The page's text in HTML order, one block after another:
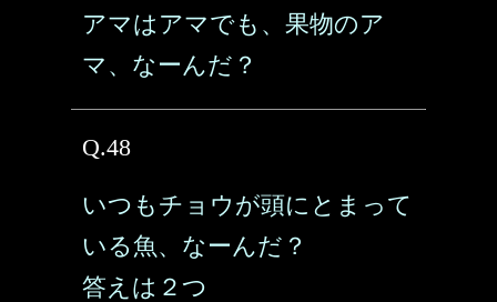
アマはアマでも、果物のア
マ、なーんだ？
Q.48
いつもチョウが頭にとまって
いる魚、なーんだ？
答えは２つ